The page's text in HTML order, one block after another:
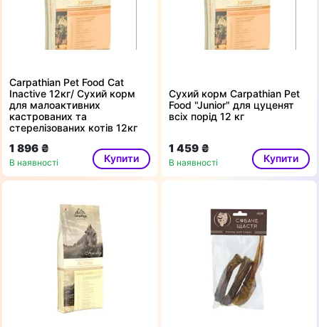
Carpathian Pet Food Cat
Inactive 12кг/ Сухий корм
для малоактивних
кастрованих та
стерелізованих котів 12кг
1 896 ₴
В наявності Купити
Сухий корм Carpathian Pet
Food "Junior" для цуценят
всіх порід 12 кг
1 459 ₴
В наявності Купити